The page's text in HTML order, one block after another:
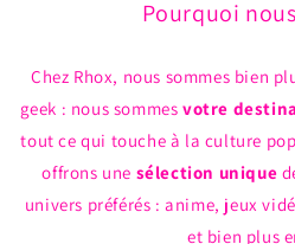
Pourquoi
Chez Rhox, nous sommes bien
geek : nous sommesvotre
tout ce qui touche à la culture
offrons une sélection unique
univers préférés : anime, jeux
et bien plus